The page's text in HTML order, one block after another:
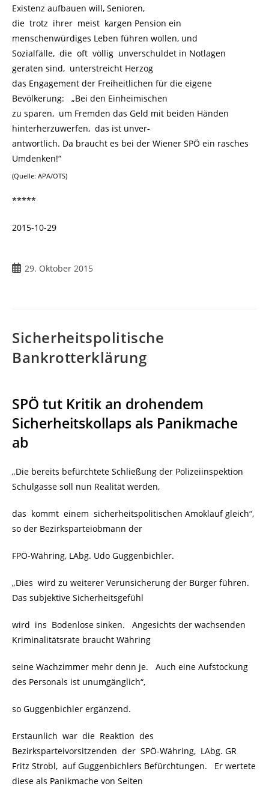
Existenz aufbauen will, Senioren,
die trotz ihrer meist kargen Pension ein
menschenwürdiges Leben führen wollen, und
Sozialfälle, die oft völlig unverschuldet in Notlagen
geraten sind, unterstreicht Herzog
das Engagement der Freiheitlichen für die eigene
Bevölkerung: „Bei den Einheimischen
zu sparen, um Fremden das Geld mit beiden Händen
hinterherzuwerfen, das ist unver-
antwortlich. Da braucht es bei der Wiener SPÖ ein rasches
Umdenken!“
(Quelle: APA/OTS)
*****
2015-10-29
29. Oktober 2015
Sicherheitspolitische
Bankrotterklärung
SPÖ tut Kritik an drohendem
Sicherheitskollaps als Panikmache
ab
„Die bereits befürchtete Schließung der Polizeiinspektion
Schulgasse soll nun Realität werden,
das kommt einem sicherheitspolitischen Amoklauf gleich“,
so der Bezirksparteiobmann der
FPÖ-Währing, LAbg. Udo Guggenbichler.
„Dies wird zu weiterer Verunsicherung der Bürger führen.
Das subjektive Sicherheitsgefühl
wird ins Bodenlose sinken. Angesichts der wachsenden
Kriminalitätsrate braucht Währing
seine Wachzimmer mehr denn je. Auch eine Aufstockung
des Personals ist unumgänglich“,
so Guggenbichler ergänzend.
Erstaunlich war die Reaktion des
Bezirksparteivorsitzenden der SPÖ-Währing, LAbg. GR
Fritz Strobl, auf Guggenbichlers Befürchtungen. Er wertete
diese als Panikmache von Seiten